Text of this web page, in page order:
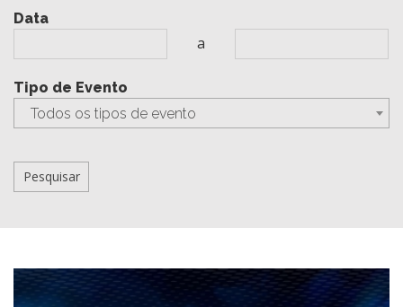
Data
a
Tipo de Evento
Todos os tipos de evento